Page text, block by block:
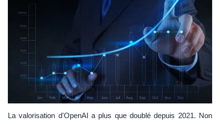
La valorisation d'OpenAI a plus que doublé depuis 2021. Non